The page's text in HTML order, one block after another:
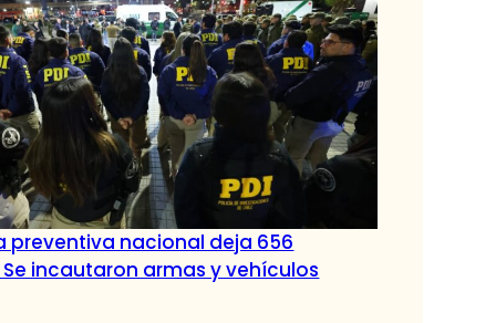
preventiva nacional deja 656
incautaron armas y vehículos